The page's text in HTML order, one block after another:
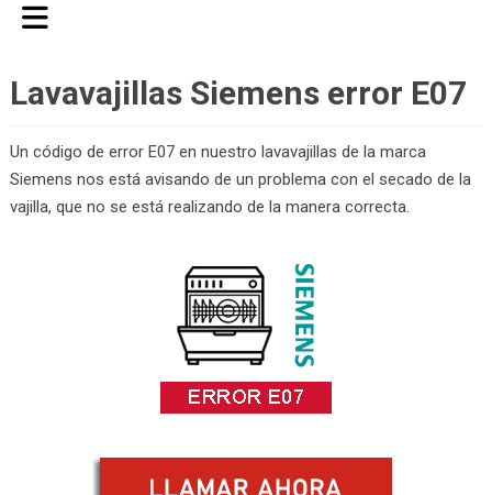
Lavavajillas Siemens error E07
Un código de error E07 en nuestro lavavajillas de la marca
Siemens nos está avisando de un problema con el secado de la
vajilla, que no se está realizando de la manera correcta.